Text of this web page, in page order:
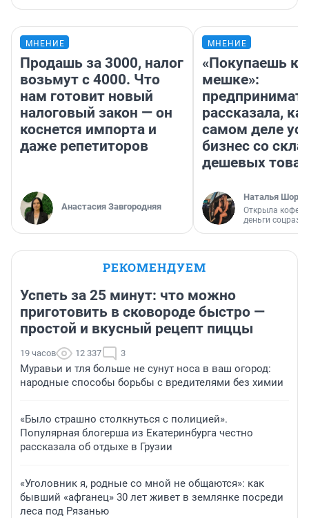
МНЕНИЕ
Продашь за 3000, налог
возьмут с 4000. Что
нам готовит новый
налоговый закон — он
коснется импорта и
даже репетиторов
Анастасия Завгородняя
МНЕНИЕ
«Покупаешь
мешке»:
рассказала,
самом деле
бизнес со
дешевых
Наталья
Открыла
деньги
РЕКОМЕНДУЕМ
Успеть за 25 минут: что можно
приготовить в сковороде быстро —
простой и вкусный рецепт пиццы
19 часов 12 337 3
Муравьи и тля больше не сунут носа в ваш огород:
народные способы борьбы с вредителями без химии
«Было страшно столкнуться с полицией».
Популярная блогерша из Екатеринбурга честно
рассказала об отдыхе в Грузии
«Уголовник я, родные со мной не общаются»: как
бывший «афганец» 30 лет живет в землянке посреди
леса под Рязанью